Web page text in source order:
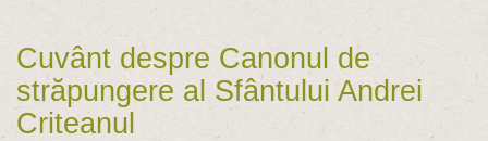
Cuvânt despre Canonul de
străpungere al Sfântului Andrei
Criteanul